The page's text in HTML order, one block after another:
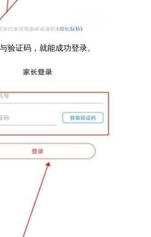
验证码，就能成功登录。